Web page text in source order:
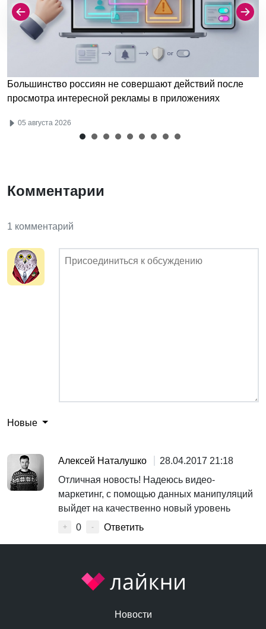
Большинство россиян не совершают действий после
просмотра интересной рекламы в приложениях
05 августа 2026
Комментарии
1 комментарий
Новые
Алексей Наталушко
28.04.2017 21:18
Отличная новость! Надеюсь видео-
маркетинг, с помощью данных манипуляций
выйдет на качественно новый уровень
+ 0 - Ответить
Новости